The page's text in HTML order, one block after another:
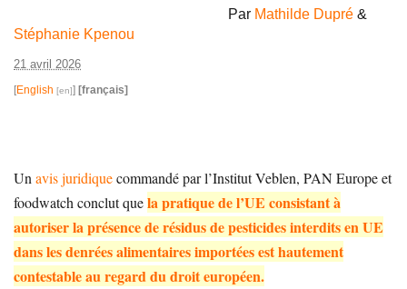
Par Mathilde Dupré &
Stéphanie Kpenou
21 avril 2026
[English ] [français]
Un avis juridiquecommandé par l’Institut Veblen, PAN Europe et
foodwatch conclut quela pratique de l’UE consistant à
autoriser la présence de résidus de pesticides interdits en UE
dans les denrées alimentaires importées est hautement
contestable au regard du droit européen.